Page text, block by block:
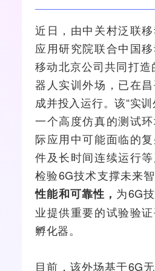
近日，由中关村泛联
应用研究院联合中国
移动北京公司共同打造
器人实训外场，已在
成并投入运行。该“实
一个高度仿真的测试
际应用中可能面临的
件及长时间连续运行
检验6G技术支撑未来
性能和可靠性， 为6G
业提供重要的试验验
孵化器。
目前，该外场基于6G